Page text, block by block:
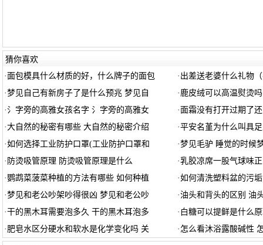
猜你喜欢
· 面包模具什么材质的好，什么牌子的面包 · 出差送老婆什么礼物
·梦见自己有新房子了是什么预兆 梦见自 · 鹿皮绒可以高温熨烫
·氵字旁的高雅女孩名字 氵字旁的高雅女 · 面霜没有打开过期了
·大自然的秘密有哪些 大自然的秘密介绍 ·平安名堇为什么叫具
·如何选择工业防护口罩(工业防护口罩和 ·梦见毛驴 睡觉的时候
· 防烫吸管原理 防烫吸管原理是什么 ·乳胶凉席一股气球味
·鹦鹉菜菠菜种植的方法有哪些 如何种植 ·如何清洗塑料盆的污
·梦见和老公吵架吵得很凶 梦见和老公吵 ·油头和背头的区别 油
·干的黑木耳需要泡多久 干的黑木耳泡多 · 白糖可以提鲜是什么
· 肥皂水区分硬水和软水是化学变化吗 关 · 怎么看沐浴露酸碱性